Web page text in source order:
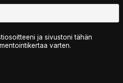
ja sivustoni tähän
varten.